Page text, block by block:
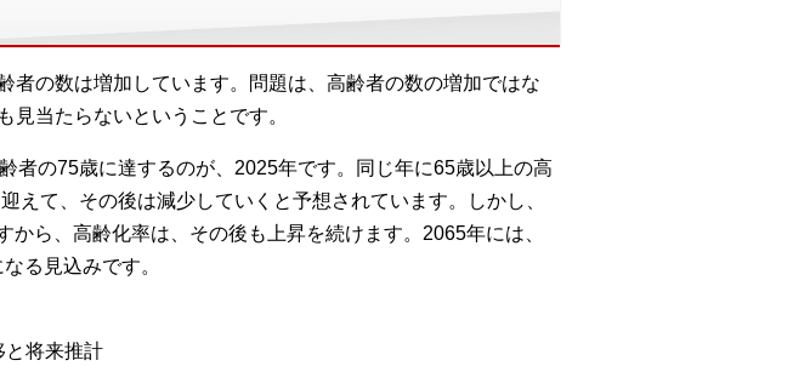
の数は増加しています。問題は、高齢者の数の増加ではな
見当たらないということです。
者の75歳に達するのが、2025年です。同じ年に65歳以上の高
て、その後は減少していくと予想されています。しかし、
ら、高齢化率は、その後も上昇を続けます。2065年には、
る見込みです。
と将来推計